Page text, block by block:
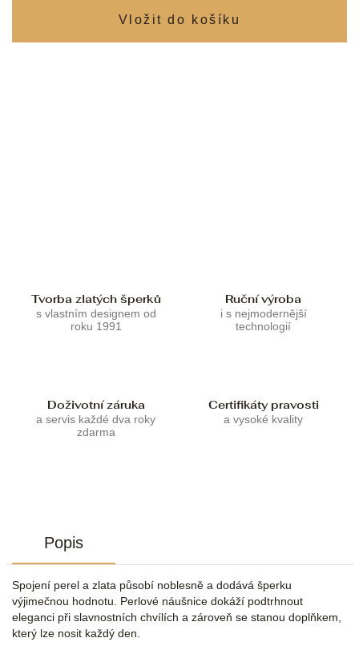
Tvorba zlatých šperků
s vlastním designem od
roku 1991
Ruční výroba
i s nejmodernější
technologií
Doživotní záruka
a servis každé dva roky
zdarma
Certifikáty pravosti
a vysoké kvality
Popis
Spojení perel a zlata působí noblesně a dodává šperku
výjimečnou hodnotu. Perlové náušnice dokáží podtrhnout
eleganci při slavnostních chvílích a zároveň se stanou doplňkem,
který lze nosit každý den.